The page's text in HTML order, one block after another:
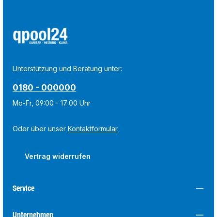
Unterstützung und Beratung unter:
0180 - 000000
Mo-Fr, 09:00 - 17:00 Uhr
Oder über unserKontaktformular.
Vertrag widerrufen
Service
Unternehmen